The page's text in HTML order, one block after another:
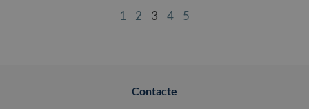
1 2 3 4 5
Contacte